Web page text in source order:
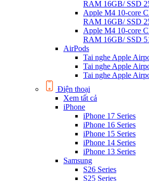
RAM 16GB/ SSD
Apple M4 10-core
RAM 16GB/ SSD
Apple M4 10-core
RAM 16GB/ SSD
AirPods
Tai nghe Apple
Tai nghe Apple
Tai nghe Apple
Điện thoại
Xem tất cả
iPhone
iPhone 17 Series
iPhone 16 Series
iPhone 15 Series
iPhone 14 Series
iPhone 13 Series
Samsung
S26 Series
S25 Series